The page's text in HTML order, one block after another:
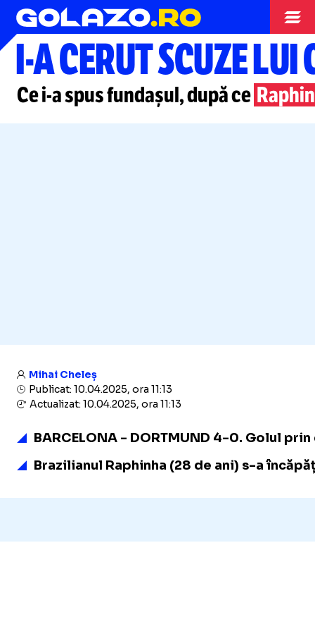
Campionate
I-ACERUT SCUZE LUI
Cei-aspus fundașul, după ce
Mihai Cheleș
Publicat: 10.04.2025, ora 11:13
Actualizat: 10.04.2025, ora 11:13
BARCELONA - DORTMUND 4-0. Golul
Brazilianul Raphinha (28 de ani) s-a